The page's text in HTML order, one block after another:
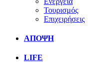
Τουρισμός
Επιχειρήσεις
ΑΠΟΨΗ
LIFE